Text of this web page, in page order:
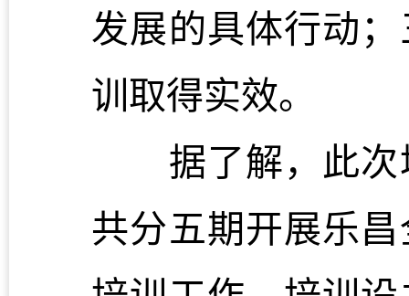
发展的具体行动
训取得实效。
据了解，此次
共分五期开展乐